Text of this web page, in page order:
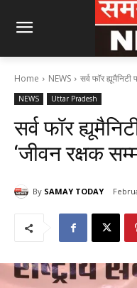
Home NEWS सर्व फॉर
NEWS Uttar Pradesh
सर्व फॉर
‘जीवन रक्षक
By SAMAY TODAY